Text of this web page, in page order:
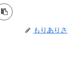
もりありさ